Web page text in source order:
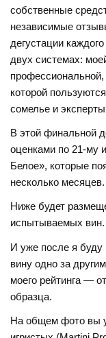
собственные
независимые
дегустации
двух системах:
которой
сомелье и
В этой финальной
оценками по 21-му
Белое», которые
несколько месяцев.
Ниже будет
испытываемых вин.
И уже после я буду
вину одно за
моего рейтинга —
образца.
На общем фото вы